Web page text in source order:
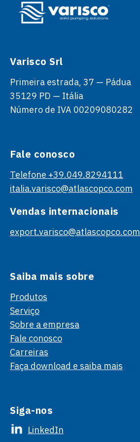
Varisco Srl
Primeira estrada, 37 — Pádua
35129 PD — Itália
Número de IVA 00209080282
Fale conosco
Telefone +39.049.8294111
italia.varisco@atlascopco.com
Vendas internacionais
export.varisco@atlascopco.com
Saiba mais sobre
Produtos
Serviço
Sobre a empresa
Fale conosco
Carreiras
Faça download e saiba mais
Siga-nos
LinkedIn